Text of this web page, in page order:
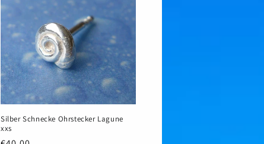
Silber Schnecke Ohrstecker Lagune
xxs